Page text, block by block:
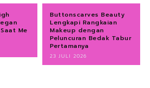
Me
Buttonscarves Beauty
Lengkapi Rangkaian
Makeup dengan
Peluncuran Bedak Tabur
Pertamanya
23 JULI 2026